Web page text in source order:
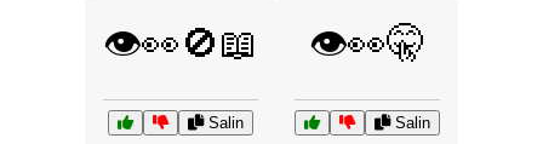
👁️👀🚫📖
Salin
👁️👀🤫
Salin